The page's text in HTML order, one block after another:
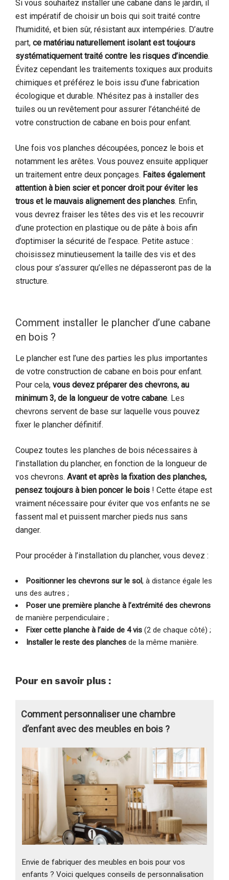
Si vous souhaitez installer une cabane dans le jardin, il
est impératif de choisir un bois qui soit traité contre
l’humidité, et bien sûr, résistant aux intempéries. D’autre
part, ce matériau naturellement isolant est toujours
systématiquement traité contre les risques d’incendie.
Évitez cependant les traitements toxiques aux produits
chimiques et préférez le bois issu d’une fabrication
écologique et durable. N’hésitez pas à installer des
tuiles ou un revêtement pour assurer l’étanchéité de
votre construction de cabane en bois pour enfant.
Une fois vos planches découpées, poncez le bois et
notamment les arêtes. Vous pouvez ensuite appliquer
un traitement entre deux ponçages. Faites également
attention à bien scier et poncer droit pour éviter les
trous et le mauvais alignement des planches. Enfin,
vous devrez fraiser les têtes des vis et les recouvrir
d’une protection en plastique ou de pâte à bois afin
d’optimiser la sécurité de l’espace. Petite astuce :
choisissez minutieusement la taille des vis et des
clous pour s’assurer qu’elles ne dépasseront pas de la
structure.
Comment installer le plancher d’une cabane
en bois ?
Le plancher est l’une des parties les plus importantes
de votre construction de cabane en bois pour enfant.
Pour cela, vous devez préparer des chevrons, au
minimum 3, de la longueur de votre cabane. Les
chevrons servent de base sur laquelle vous pouvez
fixer le plancher définitif.
Coupez toutes les planches de bois nécessaires à
l’installation du plancher, en fonction de la longueur de
vos chevrons. Avant et après la fixation des planches,
pensez toujours à bien poncer le bois ! Cette étape est
vraiment nécessaire pour éviter que vos enfants ne se
fassent mal et puissent marcher pieds nus sans
danger.
Pour procéder à l’installation du plancher, vous devez :
Positionner les chevrons sur le sol, à distance égale les
uns des autres ;
Poser une première planche à l’extrémité des chevrons
de manière perpendiculaire ;
Fixer cette planche à l’aide de 4 vis (2 de chaque côté) ;
Installer le reste des planches de la même manière.
Pour en savoir plus :
Comment personnaliser une chambre
d’enfant avec des meubles en bois ?
Envie de fabriquer des meubles en bois pour vos
enfants ? Voici quelques conseils de personnalisation